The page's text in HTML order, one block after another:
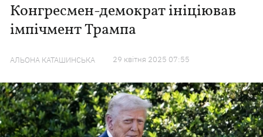
Конгресмен-демократ ініціював
імпічмент Трампа
АЛЬОНА КАТАШИНСЬКА 29 квiтня 2025 07:55